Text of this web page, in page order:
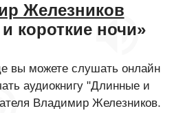
Железников
короткие ночи»
вы можете слушать онлайн
аудиокнигу "Длинные и
Владимир Железников.